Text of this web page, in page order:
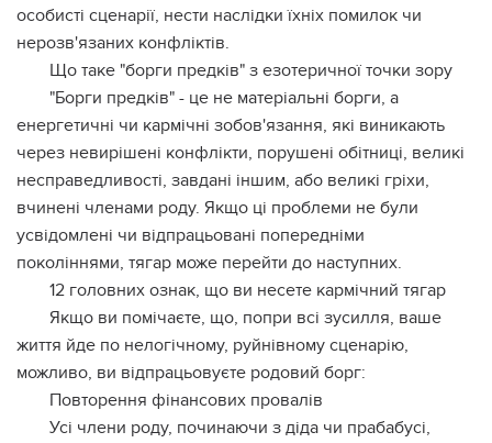
особисті сценарії, нести наслідки їхніх помилок чи
нерозв'язаних конфліктів.
Що таке "борги предків" з езотеричної точки зору
"Борги предків" - це не матеріальні борги, а
енергетичні чи кармічні зобов'язання, які виникають
через невирішені конфлікти, порушені обітниці, великі
несправедливості, завдані іншим, або великі гріхи,
вчинені членами роду. Якщо ці проблеми не були
усвідомлені чи відпрацьовані попередніми
поколіннями, тягар може перейти до наступних.
12 головних ознак, що ви несете кармічний тягар
Якщо ви помічаєте, що, попри всі зусилля, ваше
життя йде по нелогічному, руйнівному сценарію,
можливо, ви відпрацьовуєте родовий борг:
Повторення фінансових провалів
Усі члени роду, починаючи з діда чи прабабусі,